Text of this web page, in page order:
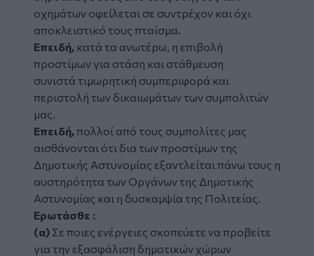
οχημάτων οφείλεται σε συντρέχον και όχι
αποκλειστικό τους πταίσμα.
Επειδή, κατά τα ανωτέρω, η επιβολή
προστίμων για στάση και στάθμευση
συνιστά τιμωρητική συμπεριφορά και
περιστολή των δικαιωμάτων των συμπολιτών
μας.
Επειδή,πολλοί από τους συμπολίτες μας
αισθάνονται ότι δια των προστίμων της
Δημοτικής Αστυνομίας εξαντλείται πάνω τους η
αυστηρότητα των Οργάνων της Δημοτικής
Αστυνομίας και η δυσκαμψία της Πολιτείας.
Ερωτάσθε :
(α) Σε ποιες ενέργειες σκοπεύετε να προβείτε
για την εξασφάλιση δημοτικών χώρων